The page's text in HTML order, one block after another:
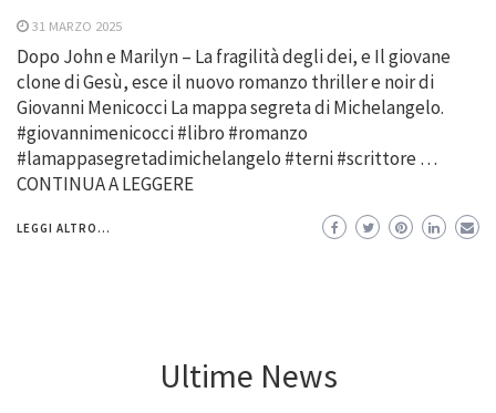
31 MARZO 2025
Dopo John e Marilyn – La fragilità degli dei, e Il giovane
clone di Gesù, esce il nuovo romanzo thriller e noir di
Giovanni Menicocci La mappa segreta di Michelangelo.
#giovannimenicocci #libro #romanzo
#lamappasegretadimichelangelo #terni #scrittore …
CONTINUA A LEGGERE
LEGGI ALTRO...
Ultime News